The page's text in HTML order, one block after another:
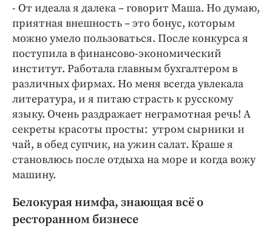
- От идеала я далека – говорит Маша. Но думаю,
приятная внешность – это бонус, которым
можно умело пользоваться. После конкурса я
поступила в финансово-экономический
институт. Работала главным бухгалтером в
различных фирмах. Но меня всегда увлекала
литература, и я питаю страсть к русскому
языку. Очень раздражает неграмотная речь! А
секреты красоты просты: утром сырники и
чай, в обед супчик, на ужин салат. Краше я
становлюсь после отдыха на море и когда вожу
машину.
Белокурая нимфа, знающая всё о
ресторанном бизнесе